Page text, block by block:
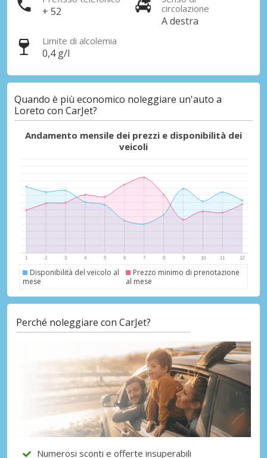
Sconti speciali
Accedi alle offerte esclusive dei nostri
Accedi con eLink
+ 52
circolazione
A destra
Limite di alcolemia
0,4 g/l
Quando è più economico noleggiare un'auto a
Loreto con CarJet?
Andamento mensile dei prezzi e disponibilità dei
veicoli
Disponibilità del veicolo al
mese
Prezzo minimo di prenotazione
al mese
Perché noleggiare con CarJet?
Numerosi sconti e offerte insuperabili